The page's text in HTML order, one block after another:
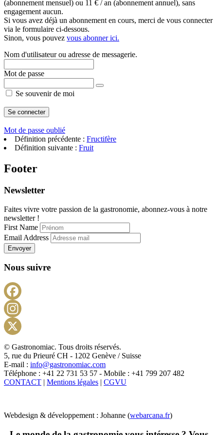
(abonnement mensuel) ou 11 € / an (abonnement annuel), sans
engagement aucun.
Si vous avez déjà un abonnement en cours, merci de vous connecter
via le formulaire ci-dessous.
Sinon, vous pouvez vous abonner ici.
Nom d'utilisateur ou adresse de messagerie.
Mot de passe
Se souvenir de moi
Mot de passe oublié
Définition précédente : Fructifère
Définition suivante : Fruit
Footer
Newsletter
Faites vivre votre passion de la gastronomie, abonnez-vous à notre
newsletter !
First Name
Email Address
Envoyer
Nous suivre
X
© Gastronomiac. Tous droits réservés.
5, rue du Prieuré CH - 1202 Genève / Suisse
E-mail : info@gastronomiac.com
Téléphone : +41 22 731 53 57 - Mobile : +41 799 207 482
CONTACT | Mentions légales | CGVU
Webdesign & développement : Johanne (webarcana.fr)